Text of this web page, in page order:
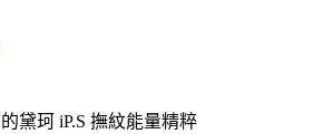
黛珂 iP.S 撫紋能量精粹